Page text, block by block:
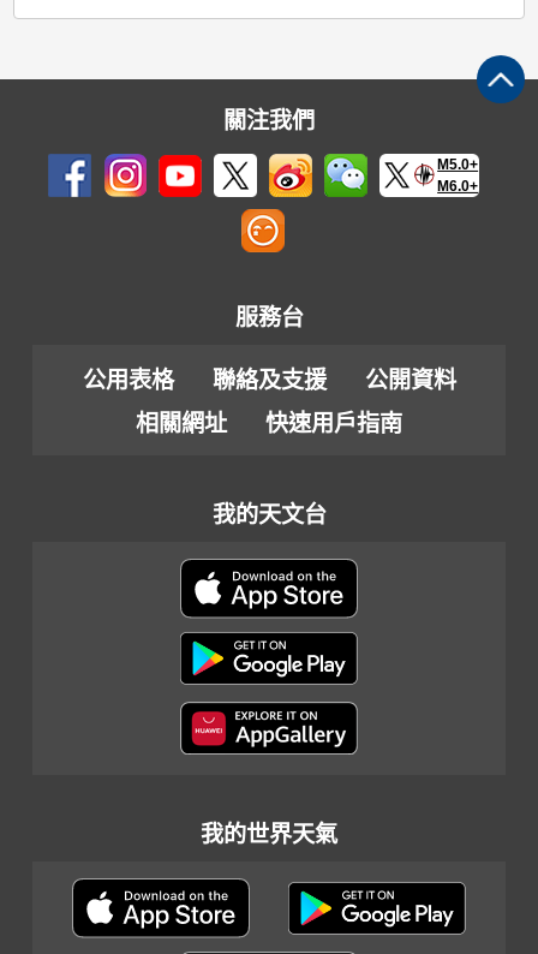
關注我們
M5.0+
M6.0+
服務台
公用表格 聯絡及支援
公開資料
相關網址
快速用戶指南
我的天文台
我的世界天氣